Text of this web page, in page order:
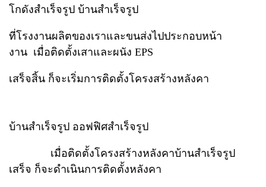
โกดังสำเร็จรูป บ้านสำเร็จรูป
ที่โรงงานผลิตของเราและขนส่งไปประกอบหน้า
งาน เมื่อติดตั้งเสาและผนัง EPS
เสร็จสิ้น ก็จะเริ่มการติดตั้งโครงสร้างหลังคา
บ้านสำเร็จรูป ออฟฟิศสำเร็จรูป
เมื่อติดตั้งโครงสร้างหลังคาบ้านสำเร็จรูป
เสร็จ ก็จะดำเนินการติดตั้งหลังคา